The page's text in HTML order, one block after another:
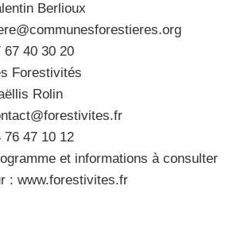
Berlioux
67 40 30 20
Forestivités
Rolin
76 47 10 12
et informations à consulter
: www.forestivites.fr